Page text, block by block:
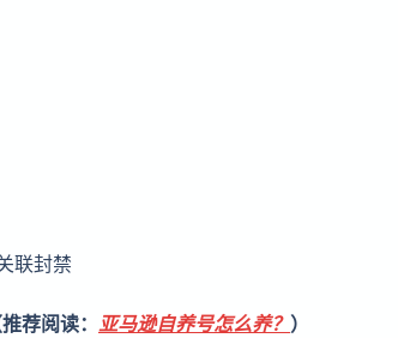
联封禁
推荐阅读： 亚马逊自养号怎么养？ ）